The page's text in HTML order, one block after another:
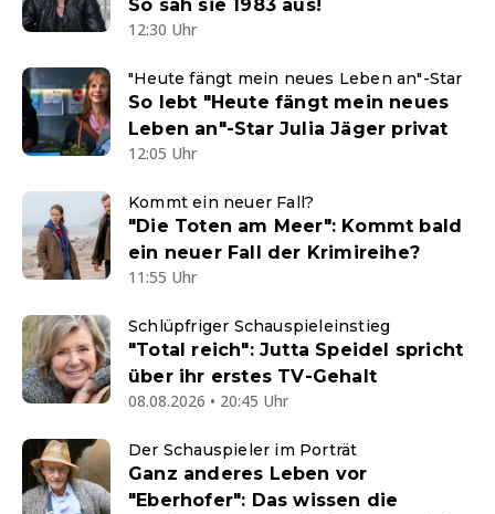
So sah sie 1983 aus!
12:30 Uhr
"Heute fängt mein neues Leben an"-Star
So lebt "Heute fängt mein neues
Leben an"-Star Julia Jäger privat
12:05 Uhr
Kommt ein neuer Fall?
"Die Toten am Meer": Kommt bald
ein neuer Fall der Krimireihe?
11:55 Uhr
Schlüpfriger Schauspieleinstieg
"Total reich": Jutta Speidel spricht
über ihr erstes TV-Gehalt
08.08.2026 • 20:45 Uhr
Der Schauspieler im Porträt
Ganz anderes Leben vor
"Eberhofer": Das wissen die